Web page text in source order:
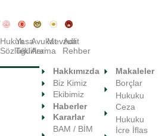
Hukuk
Sözlüğü
Yasa
Teklifleri
Avukat
Arama
Mevzuat
Adli
Rehber
Hakkımızda
Biz Kimiz
Ekibimiz
Haberler
Kararlar
BAM / BİM
Makaleler
Borçlar
Hukuku
Ceza
Hukuku
İcre İflas